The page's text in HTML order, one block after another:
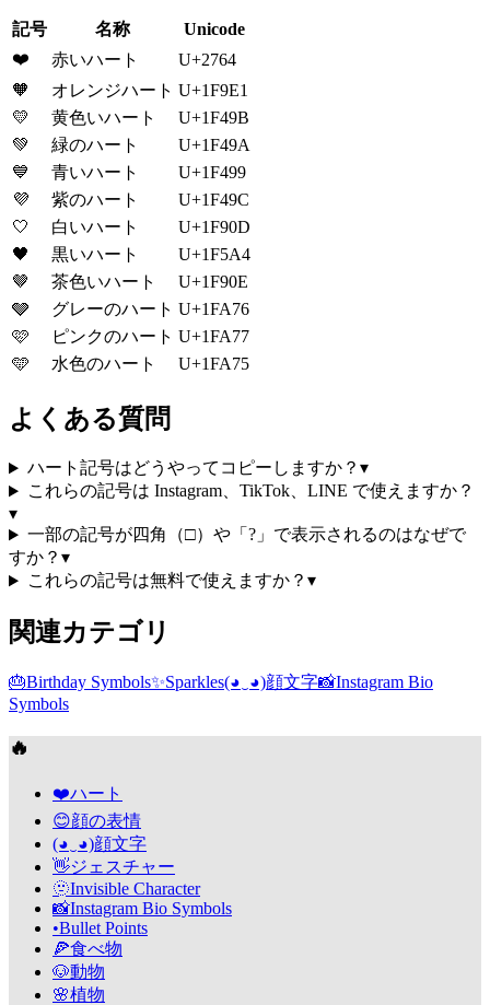
記号 名称
Unicode
❤️
赤いハート
U+2764
🧡
オレンジハート U+1F9E1
💛
黄色いハート
U+1F49B
💚
緑のハート
U+1F49A
💙
青いハート
U+1F499
💜
紫のハート
U+1F49C
🤍
白いハート
U+1F90D
🖤
黒いハート
U+1F5A4
🤎
茶色いハート
U+1F90E
🩶
グレーのハート U+1FA76
🩷
ピンクのハート U+1FA77
🩵
水色のハート U+1FA75
よくある質問
ハート記号はどうやってコピーしますか？ ▾
これらの記号は Instagram、TikTok、LINE で使えますか？
▾
一部の記号が四角（□）や「?」で表示されるのはなぜで
すか？ ▾
これらの記号は無料で使えますか？ ▾
関連カテゴリ
🎂Birthday Symbols✨Sparkles(◕‿◕)顔文字📸Instagram Bio
Symbols
🔥
❤️ハート
😊顔の表情
(◕‿◕)顔文字
👋ジェスチャー
🫥Invisible Character
📸Instagram Bio Symbols
•Bullet Points
🍕食べ物
🐶動物
🌸植物